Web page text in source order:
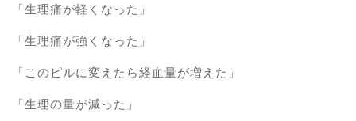
「生理痛が軽くなった」
「生理痛が強くなった」
「このピルに変えたら経血量が増えた」
「生理の量が減った」